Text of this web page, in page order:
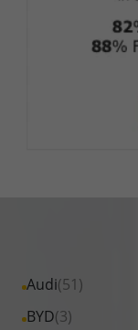
Audi(51)
Alle
Fahrzeuge
BYD(3)
Alle